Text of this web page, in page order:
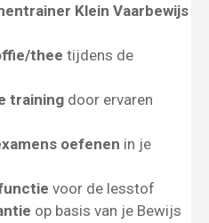
Klein Vaarbewijs
thee tijdens de
training door ervaren
oefenen in je
voor de lesstof
op basis van je Bewijs